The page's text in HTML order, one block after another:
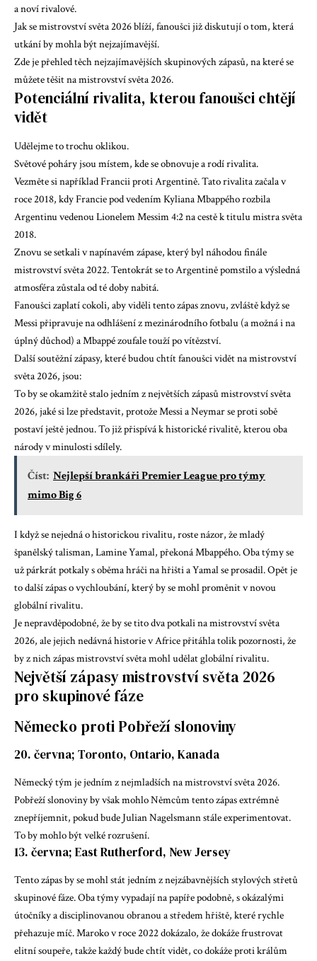
a noví rivalové.
Jak se mistrovství světa 2026 blíží, fanoušci již diskutují o tom, která
utkání by mohla být nejzajímavější.
Zde je přehled těch nejzajímavějších skupinových zápasů, na které se
můžete těšit na mistrovství světa 2026.
Potenciální rivalita, kterou fanoušci chtějí
vidět
Udělejme to trochu oklikou.
Světové poháry jsou místem, kde se obnovuje a rodí rivalita.
Vezměte si například Francii proti Argentině. Tato rivalita začala v
roce 2018, kdy Francie pod vedením Kyliana Mbappého rozbila
Argentinu vedenou Lionelem Messim 4:2 na cestě k titulu mistra světa
2018.
Znovu se setkali v napínavém zápase, který byl náhodou finále
mistrovství světa 2022. Tentokrát se to Argentině pomstilo a výsledná
atmosféra zůstala od té doby nabitá.
Fanoušci zaplatí cokoli, aby viděli tento zápas znovu, zvláště když se
Messi připravuje na odhlášení z mezinárodního fotbalu (a možná i na
úplný důchod) a Mbappé zoufale touží po vítězství.
Další soutěžní zápasy, které budou chtít fanoušci vidět na mistrovství
světa 2026, jsou:
To by se okamžitě stalo jedním z největších zápasů mistrovství světa
2026, jaké si lze představit, protože Messi a Neymar se proti sobě
postaví ještě jednou. To již přispívá k historické rivalitě, kterou oba
národy v minulosti sdílely.
Číst: Nejlepší brankáři Premier League pro týmy
mimo Big 6
I když se nejedná o historickou rivalitu, roste názor, že mladý
španělský talisman, Lamine Yamal, překoná Mbappého. Oba týmy se
už párkrát potkaly s oběma hráči na hřišti a Yamal se prosadil. Opět je
to další zápas o vychloubání, který by se mohl proměnit v novou
globální rivalitu.
Je nepravděpodobné, že by se tito dva potkali na mistrovství světa
2026, ale jejich nedávná historie v Africe přitáhla tolik pozornosti, že
by z nich zápas mistrovství světa mohl udělat globální rivalitu.
Největší zápasy mistrovství světa 2026
pro skupinové fáze
Německo proti Pobřeží slonoviny
20. června; Toronto, Ontario, Kanada
Německý tým je jedním z nejmladších na mistrovství světa 2026.
Pobřeží slonoviny by však mohlo Němcům tento zápas extrémně
znepříjemnit, pokud bude Julian Nagelsmann stále experimentovat.
To by mohlo být velké rozrušení.
13. června; East Rutherford, New Jersey
Tento zápas by se mohl stát jedním z nejzábavnějších stylových střetů
skupinové fáze. Oba týmy vypadají na papíře podobně, s okázalými
útočníky a disciplinovanou obranou a středem hřiště, které rychle
přehazuje míč. Maroko v roce 2022 dokázalo, že dokáže frustrovat
elitní soupeře, takže každý bude chtít vidět, co dokáže proti králům